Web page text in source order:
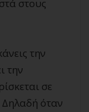
στους
την
την
σε
όταν